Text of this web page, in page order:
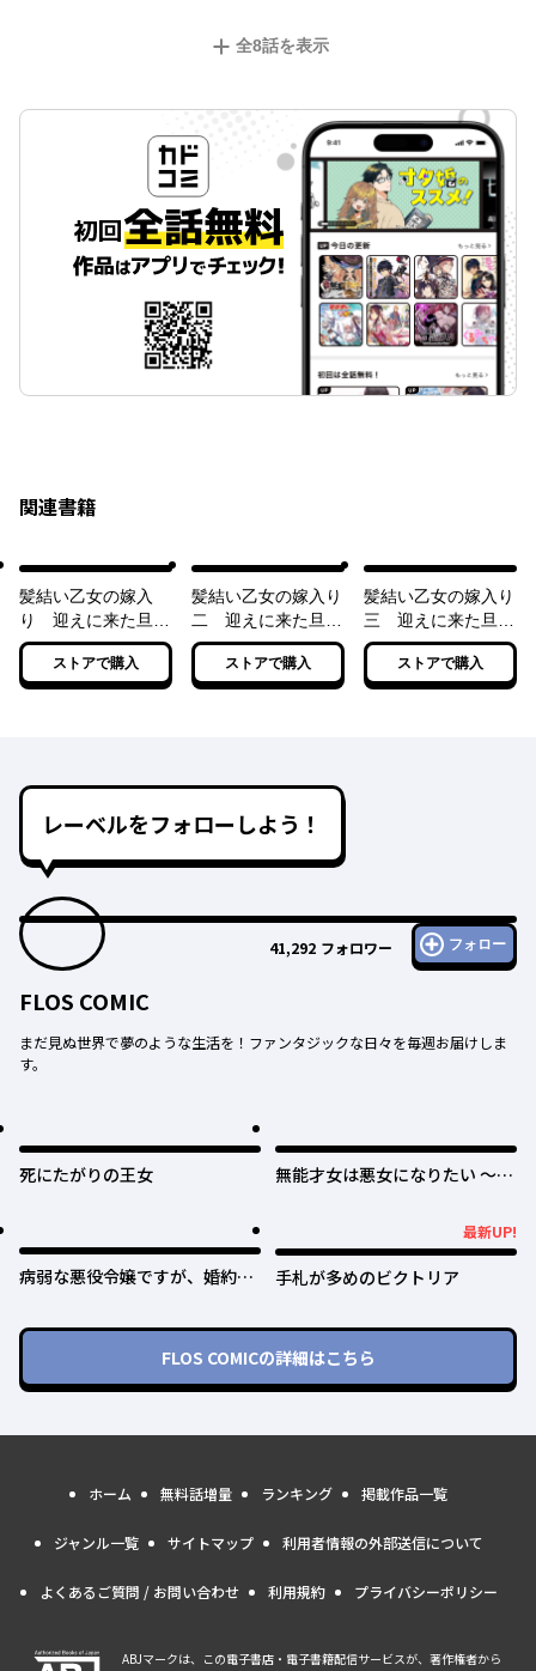
全8話を表示
関連書籍
髪結い乙女の嫁入
り 迎えに来た旦那
様と、神様にお仕え
します。【電子特典
付き】
ストアで購入
髪結い乙女の嫁入り
二 迎えに来た旦那
様と、神様にお仕え
します。【電子特典
付き】
ストアで購入
髪結い乙女の嫁入り
三 迎えに来た旦那
様と、神様にお仕え
します。
ストアで購入
レーベルをフォローしよう！
41,292 フォロワー フォロー
FLOS COMIC
まだ見ぬ世界で夢のような生活を！ファンタジックな日々を毎週お届けしま
す。
死にたがりの王女
無能才女は悪女になりたい ～義
爵様の溺愛に気づかない～
病弱な悪役令嬢ですが、婚約者
たち犬猿の仲でしたよね!?)
最新UP!
手札が多めのビクトリア
FLOS COMICの詳細はこちら
ホーム 無料話増量 ランキング 掲載作品一覧
ジャンル一覧 サイトマップ 利用者情報の外部送信について
よくあるご質問 / お問い合わせ 利用規約 プライバシーポリシー
ABJマークは、この電子書店・電子書籍配信サービスが、著作権者から